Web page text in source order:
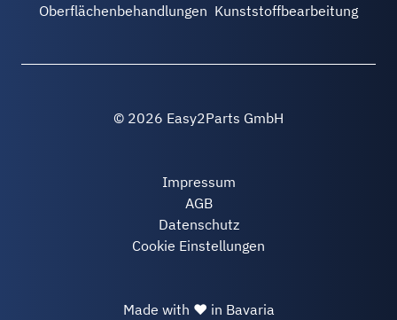
Oberflächenbehandlungen Kunststoffbearbeitung
© 2026 Easy2Parts GmbH
Impressum
AGB
Datenschutz
Cookie Einstellungen
Made with ❤ in Bavaria